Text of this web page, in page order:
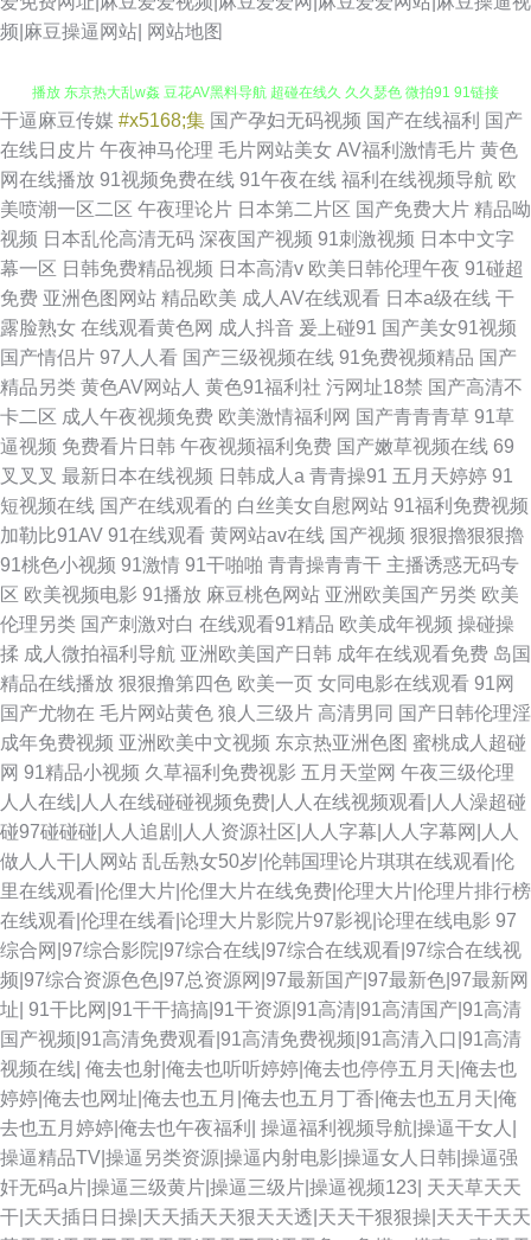
频|麻豆操逼网站| 网站地图
91大神视频污 最新人妻AV电影 草莓视频COP 色中色尹人影院 91在线免费
播放 东京热大乱w姦 豆花AV黑料导航 超碰在线久 久久瑟色 微拍91 91链接
免费下载 涩涩A∨ 97自拍超碰 俺去也视频 深夜福利网址导航 国产毛片AA 韩
国怀旧三级AV 69超碰 91视频精品 伊人成人网视频 九九热只有精品 天天干
网站 国产视频久久探花 3级片普通话免费 欧洲成人ab 91超碰人人干 久久精
品国产视频 91在线视频导航 青娱乐最新地址 微拍福利一区 免费在线观看91
尤物午夜福利在线 精品久久噜噜噜噜 超碰超频人人色 91视频免费入口 色色
韩日 韩国自拍视频精选 精品国产9199 欧美操B 三级黄色视频 午夜色色吧AV
狼窝AV专区 日韩淫色网 老司机午夜AV 九一福利视频 豆花91在线观看 91入
口不用下 大香蕉伊人久久爱 俺去也com 久久青青视频 狠狠狠日狠狠日 内射
内射网页 香蕉视频官网 九九热六 三欧美视频sss 国产视频八区 91操白丝 肏
逼电影在线观看 91在线资源网 色香焦尹人网 91porn社区 综合影院 第一福
利導航AV 日本啊v在线观看 婷婷五月网址 极品91白丝 91大神精品 色一本道
无码韩日电影 AV淘宝久久 91九色熟女p 美日韩色 91福利老湿机 少妇人妻影
院 成人Av午夜影视 偷拍综合色图 精品一二区电影 91淫黄影院 中文字幕在线
资源 国产三级在线网站 91自慰 国内最新肏屄精品 欧美激情28p 人妻激情性
爱小说 国产成人日韩 AV按摩影院 超碰夫妻 无码专区伦理三级 www91自拍
日韩不卡五区 久草视频福利在线 后入黑丝jk 色悠悠福利导航 天天射综合 日
韩无毛 91黄色片 免费操逼下载 超碰AV夜夜操 激情五月瑟瑟 福利视频午夜
干逼麻豆传媒 #x5168;集 国产孕妇无码视频 国产在线福利 国产
在线日皮片 午夜神马伦理 毛片网站美女 AV福利激情毛片 黄色
网在线播放 91视频免费在线 91午夜在线 福利在线视频导航 欧
美喷潮一区二区 午夜理论片 日本第二片区 国产免费大片 精品呦
视频 日本乱伦高清无码 深夜国产视频 91刺激视频 日本中文字
幕一区 日韩免费精品视频 日本高清v 欧美日韩伦理午夜 91碰超
免费 亚洲色图网站 精品欧美 成人AV在线观看 日本a级在线 干
露脸熟女 在线观看黄色网 成人抖音 爰上碰91 国产美女91视频
国产情侣片 97人人看 国产三级视频在线 91免费视频精品 国产
精品另类 黄色AV网站人 黄色91福利社 污网址18禁 国产高清不
卡二区 成人午夜视频免费 欧美激情福利网 国产青青青草 91草
逼视频 免费看片日韩 午夜视频福利免费 国产嫩草视频在线 69
叉叉叉 最新日本在线视频 日韩成人a 青青操91 五月天婷婷 91
短视频在线 国产在线观看的 白丝美女自慰网站 91福利免费视频
加勒比91AV 91在线观看 黄网站av在线 国产视频 狠狠擼狠狠擼
91桃色小视频 91激情 91干啪啪 青青操青青干 主播诱惑无码专
区 欧美视频电影 91播放 麻豆桃色网站 亚洲欧美国产另类 欧美
伦理另类 国产刺激对白 在线观看91精品 欧美成年视频 操碰操
揉 成人微拍福利导航 亚洲欧美国产日韩 成年在线观看免费 岛国
精品在线播放 狠狠撸第四色 欧美一页 女同电影在线观看 91网
国产尤物在 毛片网站黄色 狼人三级片 高清男同 国产日韩伦理淫
成年免费视频 亚洲欧美中文视频 东京热亚洲色图 蜜桃成人超碰
网 91精品小视频 久草福利免费视影 五月天堂网 午夜三级伦理
人人在线|人人在线碰碰视频免费|人人在线视频观看|人人澡超碰
碰97碰碰碰|人人追剧|人人资源社区|人人字幕|人人字幕网|人人
做人人干|人网站 乱岳熟女50岁|伦韩国理论片琪琪在线观看|伦
里在线观看|伦俚大片|伦俚大片在线免费|伦理大片|伦理片排行榜
在线观看|伦理在线看|论理大片影院片97影视|论理在线电影 97
综合网|97综合影院|97综合在线|97综合在线观看|97综合在线视
频|97综合资源色色|97总资源网|97最新国产|97最新色|97最新网
址| 91干比网|91干干搞搞|91干资源|91高清|91高清国产|91高清
国产视频|91高清免费观看|91高清免费视频|91高清入口|91高清
视频在线| 俺去也射|俺去也听听婷婷|俺去也停停五月天|俺去也
婷婷|俺去也网址|俺去也五月|俺去也五月丁香|俺去也五月天|俺
去也五月婷婷|俺去也午夜福利|
操逼福利视频导航|操逼干女人|
操逼精品TV|操逼另类资源|操逼内射电影|操逼女人日韩|操逼强
奸无码a片|操逼三级黄片|操逼三级片|操逼视频123| 天天草天天
干|天天插日日操|天天插天天狠天天透|天天干狠狠操|天天干天天